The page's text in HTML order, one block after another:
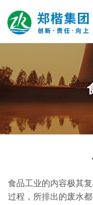
食品工业的内容极其
过程，所排出的废水